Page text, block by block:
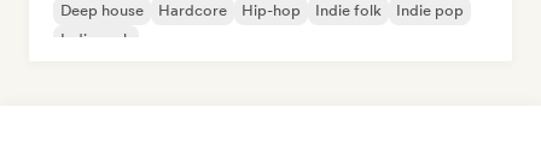
Deep house
Hardcore Hip-hop Indie folk
Indie pop
Indie rock